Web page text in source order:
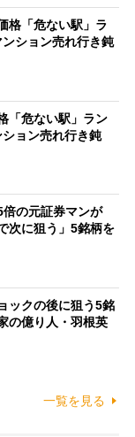
格「危ない駅」ラ
ション売れ行き鈍
「危ない駅」ラン
ョン売れ行き鈍
倍の元証券マンが
次に狙う」5銘柄を
ックの後に狙う5銘
の億り人・羽根英
一覧を見る